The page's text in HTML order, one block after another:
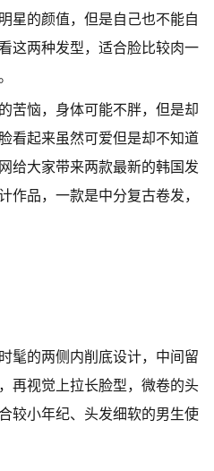
星的颜值，但是自己也不能自
这两种发型，适合脸比较肉一
苦恼，身体可能不胖，但是却
看起来虽然可爱但是却不知道
给大家带来两款最新的韩国发
作品，一款是中分复古卷发，
髦的两侧内削底设计，中间留
再视觉上拉长脸型，微卷的头
较小年纪、头发细软的男生使